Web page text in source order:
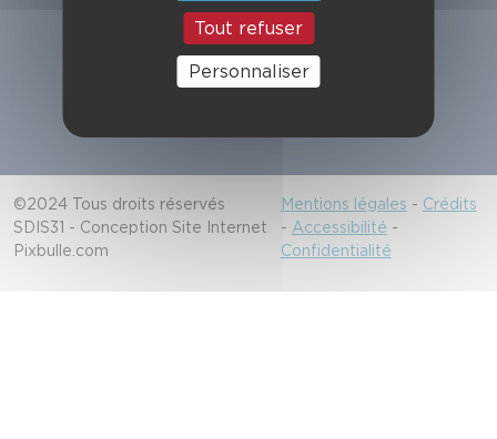
Alerter les secours
18/112
©2024 Tous droits réservés
SDIS31 - Conception Site Internet
Pixbulle.com
Mentions légales - Crédits
- Accessibilité -
Confidentialité
Tout refuser
Personnaliser